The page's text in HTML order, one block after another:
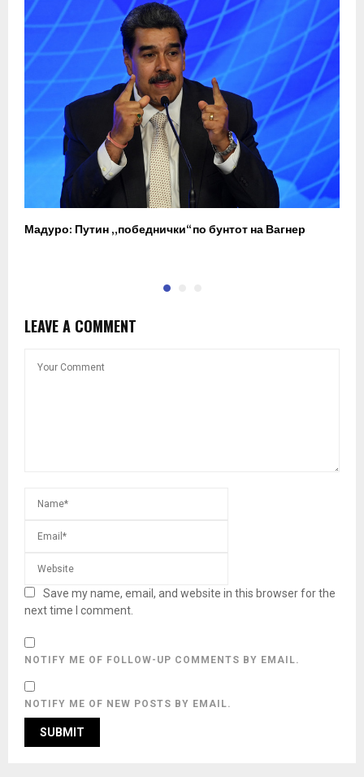
Мадуро: Путин „победнички“ по бунтот на Вагнер
LEAVE A COMMENT
Save my name, email, and website in this browser for the
next time I comment.
NOTIFY ME OF FOLLOW-UP COMMENTS BY EMAIL.
NOTIFY ME OF NEW POSTS BY EMAIL.